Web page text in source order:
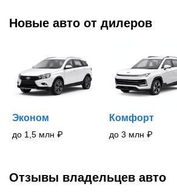
Новые авто от дилеров
Эконом
до 1,5 млн ₽
Комфорт
до 3 млн ₽
Отзывы владельцев авто